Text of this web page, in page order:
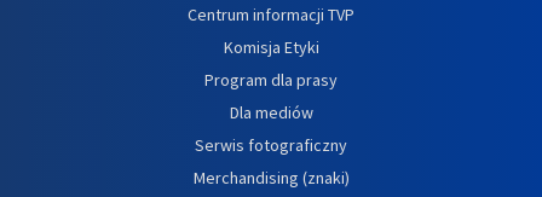
Centrum informacji TVP
Komisja Etyki
Program dla prasy
Dla mediów
Serwis fotograficzny
Merchandising (znaki)